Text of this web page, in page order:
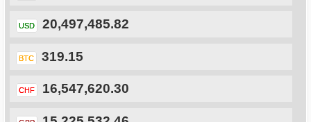
USD 20,497,485.82
BTC 319.15
CHF 16,547,620.30